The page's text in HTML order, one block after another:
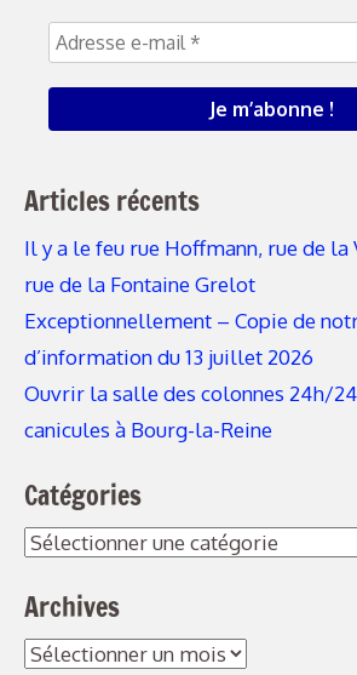
Articles récents
Il y a le feu rue Hoffmann, rue de
rue de la Fontaine Grelot
Exceptionnellement – Copie de
d’information du 13 juillet 2026
Ouvrir la salle des colonnes 24h/
canicules à Bourg-la-Reine
Catégories
Catégories
Archives
Archives